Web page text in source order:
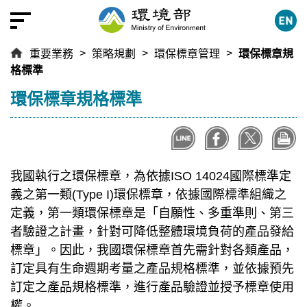
跳
到
要
內
容
重要業務 策略規劃 環保標章管理
環保標章規
格標準
:::
環保標章規格標準
我國執行之環保標章，為依據ISO 14024國際標準定
義之第一類(Type I)環保標章，依據國際標準組織之
定義，第一類環保標章是「自願性、多重準則、第三
者驗證之計畫，針對可降低整體環境負荷的產品發給
標章」。因此，我國環保標章首先需針對各類產品，
訂定具有生命週期考量之產品規格標準，並依據預先
訂定之產品規格標準，進行產品驗證並授予標章使用